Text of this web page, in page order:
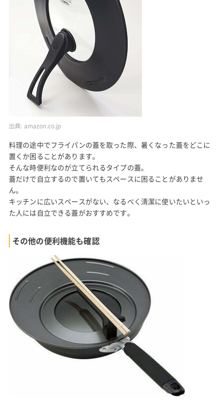
出典: amazon.co.jp
料理の途中でフライパンの蓋を取った際、暑くなった蓋をどこに
置くか困ることがあります。
そんな時便利なのが立てられるタイプの蓋。
蓋だけで自立するので置いてもスペースに困ることがありませ
ん。
キッチンに広いスペースがない、なるべく清潔に使いたいといっ
た人には自立できる蓋がおすすめです。
その他の便利機能も確認